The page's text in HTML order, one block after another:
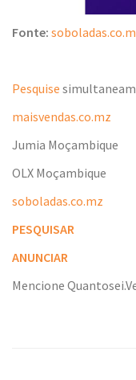
Fonte:
Pesquise
maisvendas.co.mz
Jumia Moçambique
OLX Moçambique
soboladas.co.mz
PESQUISAR
ANUNCIAR
Mencione